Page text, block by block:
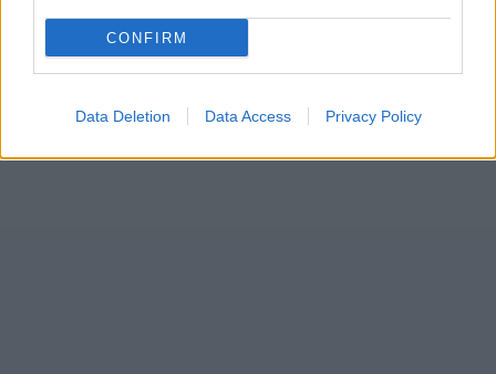
CONFIRM
Data Deletion Data Access Privacy Policy